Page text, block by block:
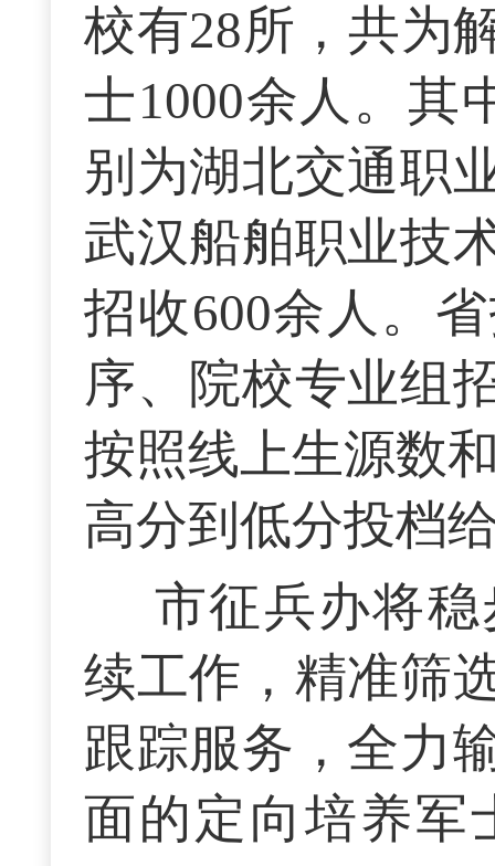
校有28所，共为
士1000余人。其
别为湖北交通职
武汉船舶职业技
招收600余人。
序、院校专业组
按照线上生源数
高分到低分投档
市征兵办将
续工作，精准筛
跟踪服务，全力
面的定向培养军